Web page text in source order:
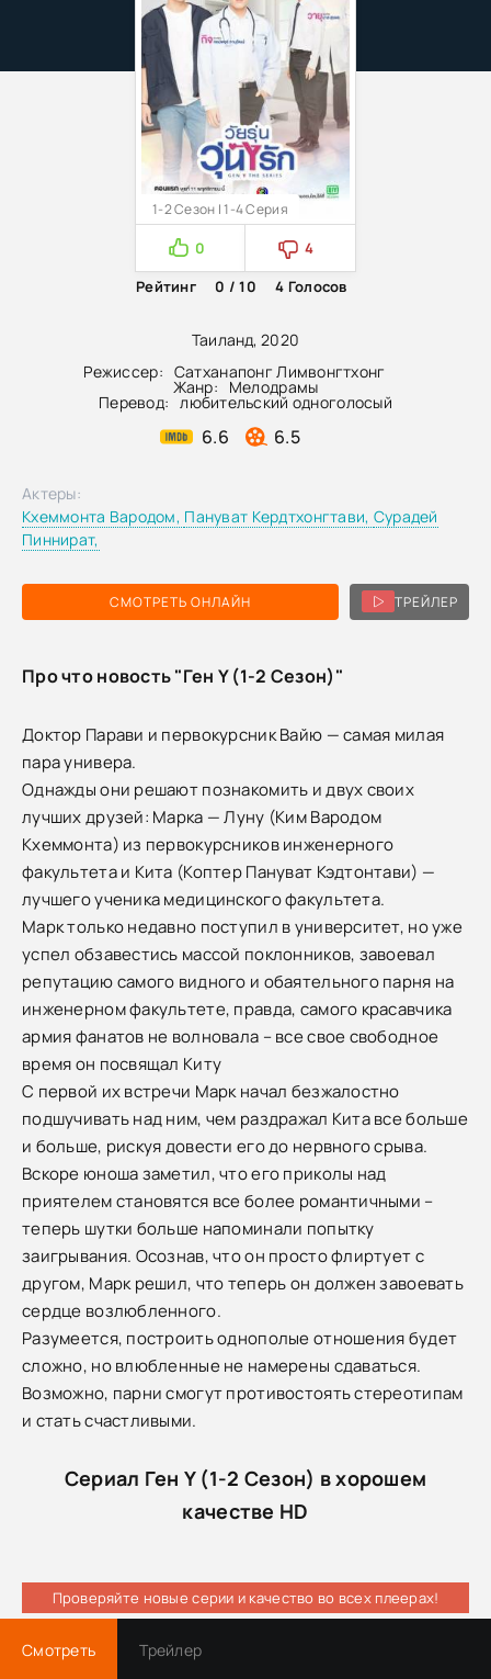
Таиланд, 2020
Режиссер: Сатханапонг Лимвонгтхонг
Жанр: Мелодрамы
Перевод: любительский одноголосый
6.6 6.5
1-2 Сезон | 1-4 Серия
0
4
Рейтинг
0 / 10 4 Голосов
СМОТРЕТЬ ОНЛАЙН ТРЕЙЛЕР
Актеры:
Кхеммонта Вародом, Пануват Кердтхонгтави, Сурадей
Пиннират,
Про что новость "Ген Y (1-2 Сезон)"
Доктор Парави и первокурсник Вайю — самая милая
пара универа.
Однажды они решают познакомить и двух своих
лучших друзей: Марка — Луну (Ким Вародом
Кхеммонта) из первокурсников инженерного
факультета и Кита (Коптер Пануват Кэдтонтави) —
лучшего ученика медицинского факультета.
Марк только недавно поступил в университет, но уже
успел обзавестись массой поклонников, завоевал
репутацию самого видного и обаятельного парня на
инженерном факультете, правда, самого красавчика
армия фанатов не волновала – все свое свободное
время он посвящал Киту
С первой их встречи Марк начал безжалостно
подшучивать над ним, чем раздражал Кита все больше
и больше, рискуя довести его до нервного срыва.
Вскоре юноша заметил, что его приколы над
приятелем становятся все более романтичными –
теперь шутки больше напоминали попытку
заигрывания. Осознав, что он просто флиртует с
другом, Марк решил, что теперь он должен завоевать
сердце возлюбленного.
Разумеется, построить однополые отношения будет
сложно, но влюбленные не намерены сдаваться.
Возможно, парни смогут противостоять стереотипам
и стать счастливыми.
Сериал Ген Y (1-2 Сезон) в хорошем
качестве HD
Проверяйте новые серии и качество во всех плеерах!
Смотреть Трейлер